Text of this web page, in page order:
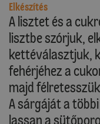
Elkészítés
A lisztet és a
lisztbe szórjuk,
kettéválasztjuk,
fehérjéhez a
majd
A sárgáját a
lassan a